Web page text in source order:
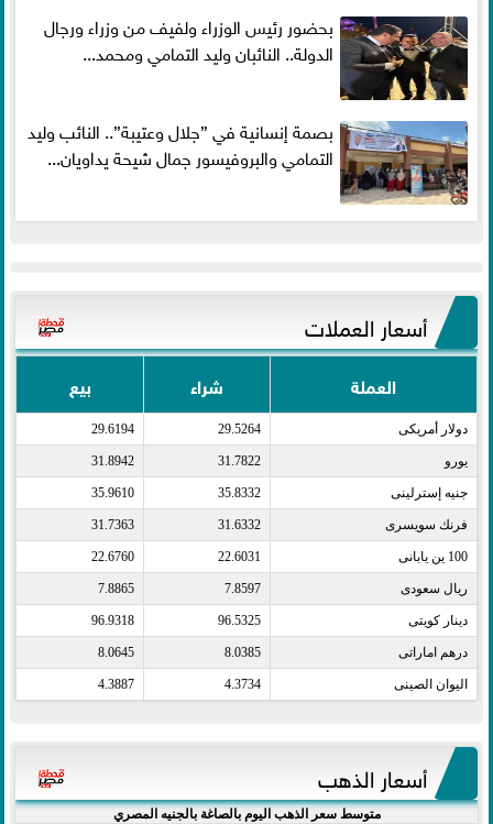
بحضور رئيس الوزراء ولفيف من وزراء ورجال
الدولة.. النائبان وليد التمامي ومحمد...
بصمة إنسانية في ”جلال وعتيبة”.. النائب وليد
التمامي والبروفيسور جمال شيحة يداويان...
أسعار العملات
العملة شراء بيع
دولار أمريكى​ 29.5264
29.6194
يورو​ 31.7822
31.8942
جنيه إسترلينى​ 35.8332
35.9610
فرنك سويسرى​ 31.6332
31.7363
100 ين يابانى​ 22.6031
22.6760
ريال سعودى​ 7.8597
7.8865
دينار كويتى​ 96.5325
96.9318
درهم اماراتى​ 8.0385
8.0645
اليوان الصينى​ 4.3734
4.3887
أسعار الذهب
متوسط سعر الذهب اليوم بالصاغة بالجنيه المصري